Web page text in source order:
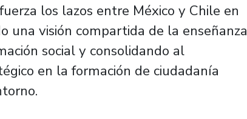
los lazos entre México y Chile en
una visión compartida de la enseñanza
social y consolidando al
en la formación de ciudadanía